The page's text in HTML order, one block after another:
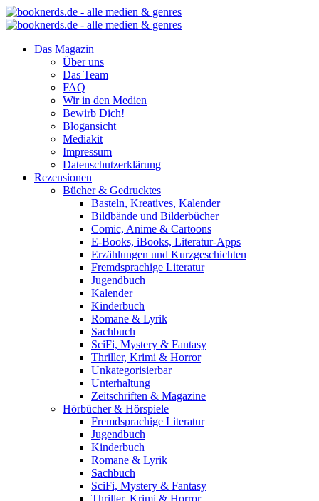
Das Magazin
Über uns
Das Team
FAQ
Wir in den Medien
Bewirb Dich!
Blogansicht
Mediakit
Impressum
Datenschutzerklärung
Rezensionen
Bücher & Gedrucktes
Basteln, Kreatives, Kalender
Bildbände und Bilderbücher
Comic, Anime & Cartoons
E-Books, iBooks, Literatur-Apps
Erzählungen und Kurzgeschichten
Fremdsprachige Literatur
Jugendbuch
Kalender
Kinderbuch
Romane & Lyrik
Sachbuch
SciFi, Mystery & Fantasy
Thriller, Krimi & Horror
Unkategorisierbar
Unterhaltung
Zeitschriften & Magazine
Hörbücher & Hörspiele
Fremdsprachige Literatur
Jugendbuch
Kinderbuch
Romane & Lyrik
Sachbuch
SciFi, Mystery & Fantasy
Thriller, Krimi & Horror